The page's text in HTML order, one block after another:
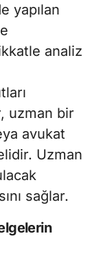
yapılan
analiz
uzman bir
avukat
Uzman
sağlar.